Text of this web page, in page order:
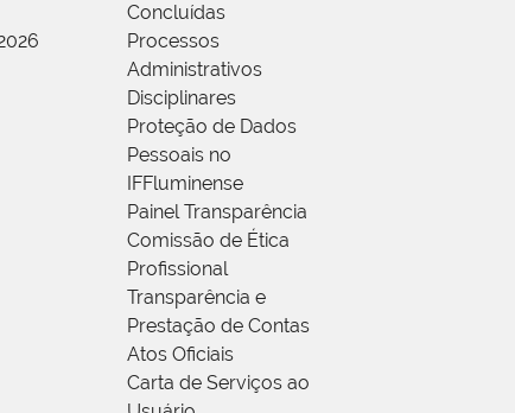
Concluídas
Processos
Administrativos
Disciplinares
Proteção de Dados
Pessoais no
IFFluminense
Painel Transparência
Comissão de Ética
Profissional
Transparência e
Prestação de Contas
Atos Oficiais
Carta de Serviços ao